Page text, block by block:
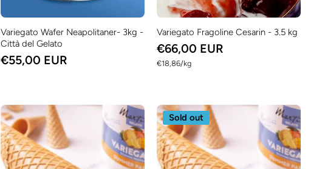
Variegato Wafer Neapolitaner- 3kg -
Città del Gelato
€55,00 EUR
Variegato Fragoline Cesarin - 3.5 kg
€66,00 EUR
€18,86/
per kg
Sold out